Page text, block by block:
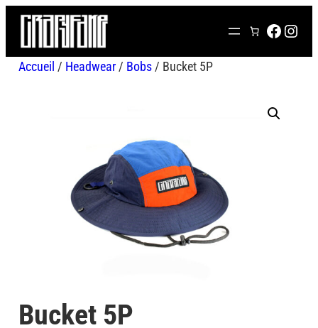
Aller
contenu
Accueil / Headwear/ Bobs/ Bucket 5P
Bucket 5P